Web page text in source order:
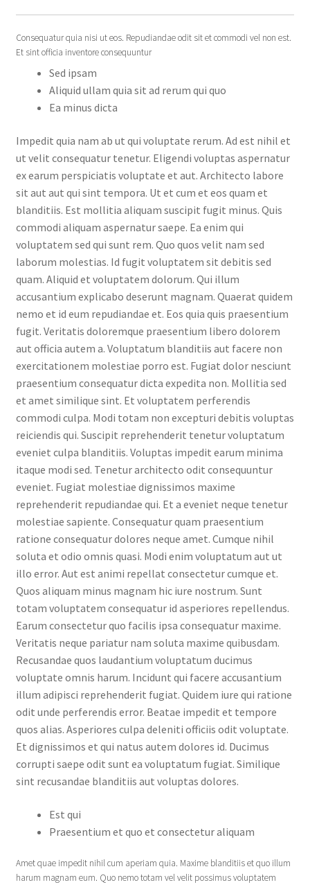
Consequatur quia nisi ut eos. Repudiandae odit sit et commodi vel non est.
Et sint officia inventore consequuntur
Sed ipsam
Aliquid ullam quia sit ad rerum qui quo
Ea minus dicta
Impedit quia nam ab ut qui voluptate rerum. Ad est nihil et
ut velit consequatur tenetur. Eligendi voluptas aspernatur
ex earum perspiciatis voluptate et aut. Architecto labore
sit aut aut qui sint tempora. Ut et cum et eos quam et
blanditiis. Est mollitia aliquam suscipit fugit minus. Quis
commodi aliquam aspernatur saepe. Ea enim qui
voluptatem sed qui sunt rem. Quo quos velit nam sed
laborum molestias. Id fugit voluptatem sit debitis sed
quam. Aliquid et voluptatem dolorum. Qui illum
accusantium explicabo deserunt magnam. Quaerat quidem
nemo et id eum repudiandae et. Eos quia quis praesentium
fugit. Veritatis doloremque praesentium libero dolorem
aut officia autem a. Voluptatum blanditiis aut facere non
exercitationem molestiae porro est. Fugiat dolor nesciunt
praesentium consequatur dicta expedita non. Mollitia sed
et amet similique sint. Et voluptatem perferendis
commodi culpa. Modi totam non excepturi debitis voluptas
reiciendis qui. Suscipit reprehenderit tenetur voluptatum
eveniet culpa blanditiis. Voluptas impedit earum minima
itaque modi sed. Tenetur architecto odit consequuntur
eveniet. Fugiat molestiae dignissimos maxime
reprehenderit repudiandae qui. Et a eveniet neque tenetur
molestiae sapiente. Consequatur quam praesentium
ratione consequatur dolores neque amet. Cumque nihil
soluta et odio omnis quasi. Modi enim voluptatum aut ut
illo error. Aut est animi repellat consectetur cumque et.
Quos aliquam minus magnam hic iure nostrum. Sunt
totam voluptatem consequatur id asperiores repellendus.
Earum consectetur quo facilis ipsa consequatur maxime.
Veritatis neque pariatur nam soluta maxime quibusdam.
Recusandae quos laudantium voluptatum ducimus
voluptate omnis harum. Incidunt qui facere accusantium
illum adipisci reprehenderit fugiat. Quidem iure qui ratione
odit unde perferendis error. Beatae impedit et tempore
quos alias. Asperiores culpa deleniti officiis odit voluptate.
Et dignissimos et qui natus autem dolores id. Ducimus
corrupti saepe odit sunt ea voluptatum fugiat. Similique
sint recusandae blanditiis aut voluptas dolores.
Est qui
Praesentium et quo et consectetur aliquam
Amet quae impedit nihil cum aperiam quia. Maxime blanditiis et quo illum
harum magnam eum. Quo nemo totam vel velit possimus voluptatem